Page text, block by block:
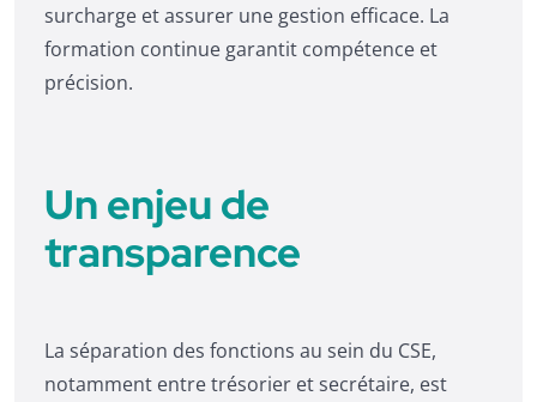
surcharge et assurer une gestion efficace. La
formation continue garantit compétence et
précision.
Un enjeu de
transparence
La séparation des fonctions au sein du CSE,
notamment entre trésorier et secrétaire, est